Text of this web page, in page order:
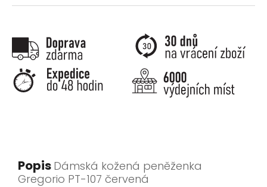
Popis Dámská kožená peněženka
Gregorio PT-107 červená